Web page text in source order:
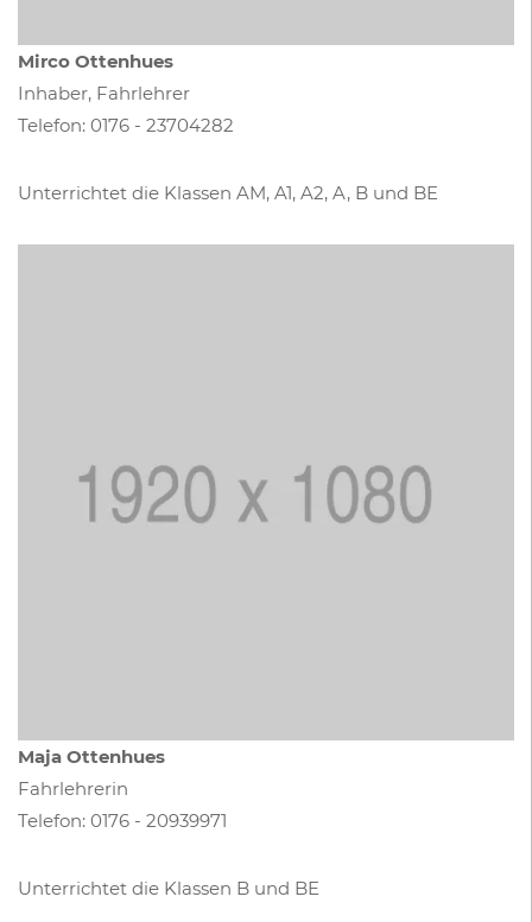
Mirco Ottenhues
Inhaber, Fahrlehrer
Telefon: 0176 - 23704282
Unterrichtet die Klassen AM, A1, A2, A, B und BE
Maja Ottenhues
Fahrlehrerin
Telefon: 0176 - 20939971
Unterrichtet die Klassen B und BE